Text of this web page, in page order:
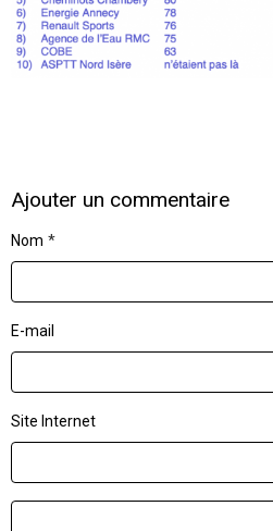
Ajouter un commentaire
Nom
E-mail
Site Internet